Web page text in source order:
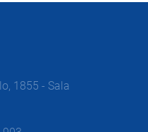
1855 - Sala